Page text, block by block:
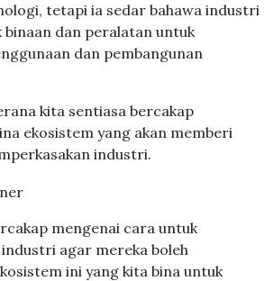
tetapi ia sedar bahawa industri
binaan dan peralatan untuk
dan pembangunan
kita sentiasa bercakap
ekosistem yang akan memberi
industri.
mengenai cara untuk
agar mereka boleh
ini yang kita bina untuk